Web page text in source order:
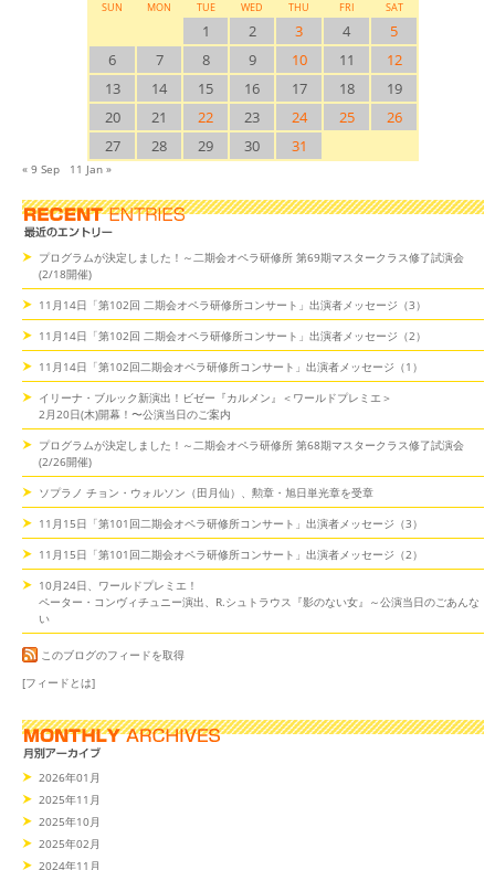
SUN MON TUE WED THU FRI SAT
1 2 3 4
5
6
7 8 9 10 11
12
13
14 15 16 17 18
19
20
21 22 23 24 25
26
27
28 29 30 31
« 9 Sep 11 Jan »
プログラムが決定しました！～二期会オペラ研修所 第69期マスタークラス修了試演会
(2/18開催)
11月14日「第102回 二期会オペラ研修所コンサート」出演者メッセージ（3）
11月14日「第102回 二期会オペラ研修所コンサート」出演者メッセージ（2）
11月14日「第102回二期会オペラ研修所コンサート」出演者メッセージ（1）
イリーナ・ブルック新演出！ビゼー『カルメン』＜ワールドプレミエ＞
2月20日(木)開幕！〜公演当日のご案内
プログラムが決定しました！～二期会オペラ研修所 第68期マスタークラス修了試演会
(2/26開催)
ソプラノ チョン・ウォルソン（田月仙）、勲章・旭日単光章を受章
11月15日「第101回二期会オペラ研修所コンサート」出演者メッセージ（3）
11月15日「第101回二期会オペラ研修所コンサート」出演者メッセージ（2）
10月24日、ワールドプレミエ！
ペーター・コンヴィチュニー演出、R.シュトラウス『影のない女』～公演当日のごあんな
い
このブログのフィードを取得
[フィードとは]
2026年01月
2025年11月
2025年10月
2025年02月
2024年11月